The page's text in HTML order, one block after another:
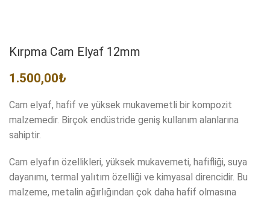
Kırpma Cam Elyaf 12mm
1.500,00₺
Cam elyaf, hafif ve yüksek mukavemetli bir kompozit
malzemedir. Birçok endüstride geniş kullanım alanlarına
sahiptir.
Cam elyafın özellikleri, yüksek mukavemeti, hafifliği, suya
dayanımı, termal yalıtım özelliği ve kimyasal direncidir. Bu
malzeme, metalin ağırlığından çok daha hafif olmasına